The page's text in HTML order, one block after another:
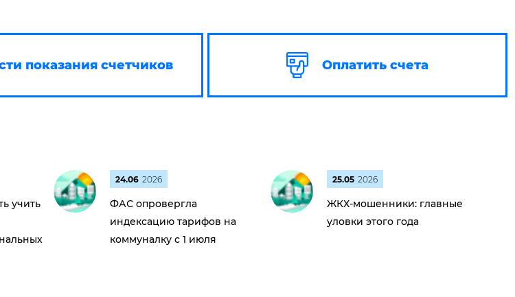
показания счетчиков Оплатить счета
учить
24.06 2026
ФАС опровергла
индексацию тарифов на
коммуналку с 1 июля
25.05 2026
ЖКХ-мошенники: главные
уловки этого года